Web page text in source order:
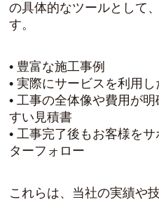
の具体的なツールとして
す。
• 豊富な施工事例
• 実際にサービスを利用
• 工事の全体像や費用が
すい見積書
• 工事完了後もお客様を
ターフォロー
これらは、当社の実績や